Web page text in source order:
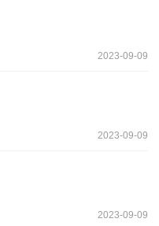
2023-09-09
2023-09-09
2023-09-09